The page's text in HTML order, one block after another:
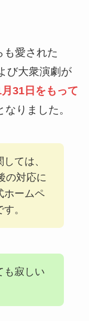
も愛された
び大衆演劇が
31日をもって
りました。
ては、
の対応に
ホームペ
。
も寂しい